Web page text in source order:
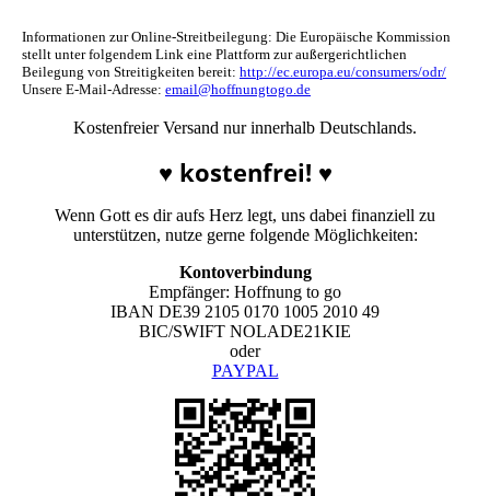
Informationen zur Online-Streitbeilegung: Die Europäische Kommission
stellt unter folgendem Link eine Plattform zur außergerichtlichen
Beilegung von Streitigkeiten bereit: http://ec.europa.eu/consumers/odr/
Unsere E-Mail-Adresse: email@hoffnungtogo.de
Kostenfreier Versand nur innerhalb Deutschlands.
♥ kostenfrei! ♥
Wenn Gott es dir aufs Herz legt, uns dabei finanziell zu
unterstützen, nutze gerne folgende Möglichkeiten:
Kontoverbindung
Empfänger: Hoffnung to go
IBAN DE39 2105 0170 1005 2010 49
BIC/SWIFT NOLADE21KIE
oder
PAYPAL